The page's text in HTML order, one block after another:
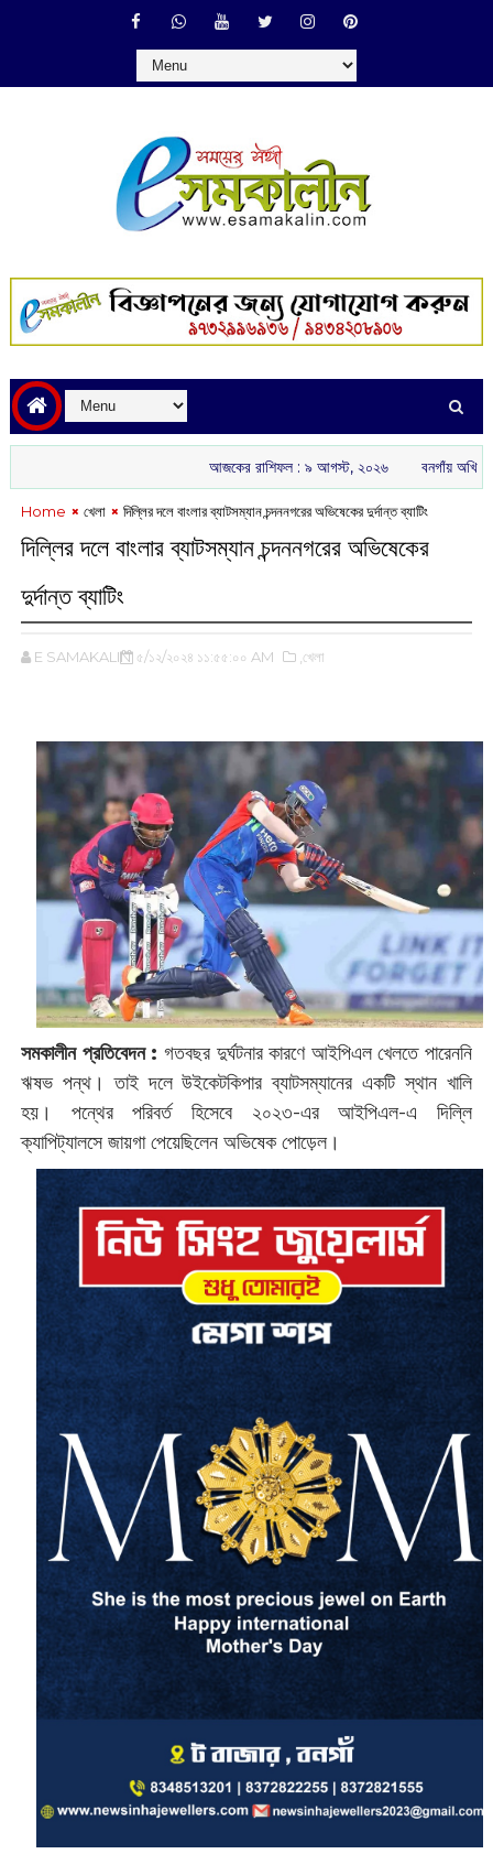
আজকের রাশিফল :‌ ‌‌৯ আগস্ট, ২০২৬ বনগাঁয় অখিল ভারতীয়
Home খেলা দিল্লির দলে বাংলার ব্যাটসম্যান চন্দননগরের অভিষেকের দুর্দান্ত ব্যাটিং
দিল্লির দলে বাংলার ব্যাটসম্যান চন্দননগরের অভিষেকের
দুর্দান্ত ব্যাটিং
E SAMAKALIN ৫/১২/২০২৪ ১১:৫৫:০০ AM ,খেলা
সমকালীন প্রতিবেদন : গতবছর দুর্ঘটনার কারণে আইপিএল খেলতে পারেননি
ঋষভ পন্থ। তাই দলে উইকেটকিপার ব্যাটসম্যানের একটি স্থান খালি
হয়। পন্থের পরিবর্ত হিসেবে ২০২৩-এর আইপিএল-এ দিল্লি
ক্যাপিট্যালসে জায়গা পেয়েছিলেন অভিষেক পোড়েল।